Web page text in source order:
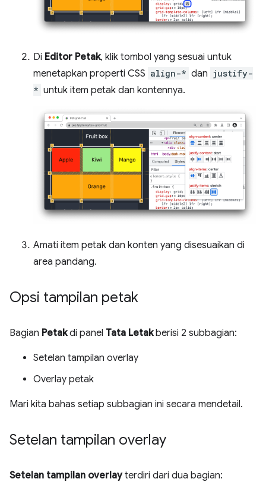
Di Editor Petak, klik tombol yang sesuai untuk
menetapkan properti CSS align-* dan justify-
* untuk item petak dan kontennya.
Amati item petak dan konten yang disesuaikan di
area pandang.
Opsi tampilan petak
Bagian Petakdi panel Tata Letakberisi 2 subbagian:
Setelan tampilan overlay
Overlay petak
Mari kita bahas setiap subbagian ini secara mendetail.
Setelan tampilan overlay
Setelan tampilan overlayterdiri dari dua bagian: